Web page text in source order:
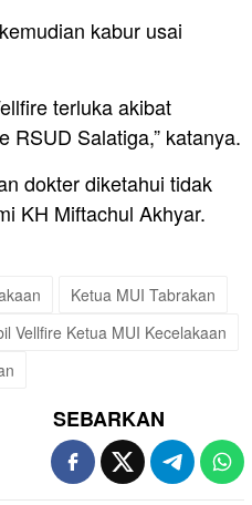
kabur usai
terluka akibat
RSUD Salatiga,” katanya.
dokter diketahui tidak
KH Miftachul Akhyar.
Ketua MUI Tabrakan
Vellfire Ketua MUI Kecelakaan
SEBARKAN